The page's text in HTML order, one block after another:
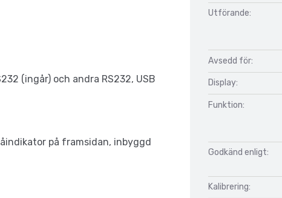
(ingår) och andra RS232, USB
på framsidan, inbyggd
Utförande:
Avsedd för:
Display:
Funktion:
Godkänd enligt:
Kalibrering: